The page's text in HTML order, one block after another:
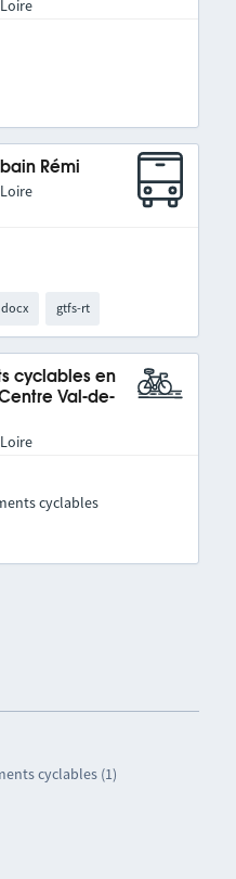
cyclables (1)
Rémi
docx gtfs-rt
cyclables en
Val-de-
cyclables